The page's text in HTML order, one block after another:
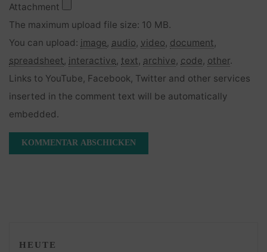
Attachment
The maximum upload file size: 10 MB.
You can upload: image, audio, video, document,
spreadsheet, interactive, text, archive, code, other.
Links to YouTube, Facebook, Twitter and other services
inserted in the comment text will be automatically
embedded.
HEUTE